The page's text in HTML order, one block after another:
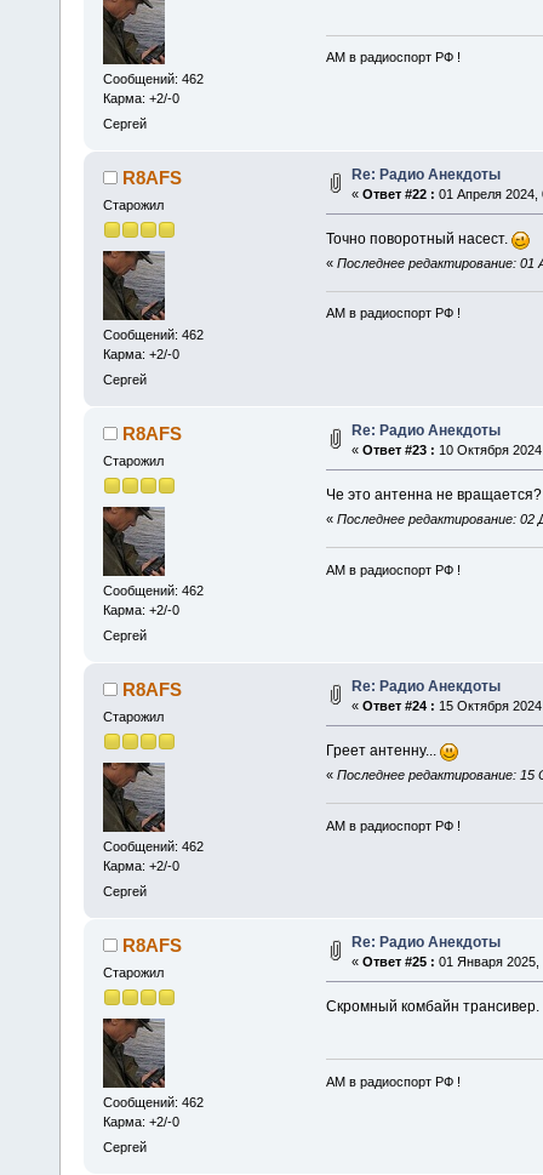
Сообщений: 462
Карма: +2/-0
Сергей
АМ в радиоспорт РФ !
R8AFS
Старожил
Сообщений: 462
Карма: +2/-0
Сергей
Re: Радио Анекдоты
« Ответ #22 : 01 Апреля 2024,
Точно поворотный насест.
« Последнее редактирование: 01
АМ в радиоспорт РФ !
R8AFS
Старожил
Сообщений: 462
Карма: +2/-0
Сергей
Re: Радио Анекдоты
« Ответ #23 : 10 Октября
Че это антенна не
« Последнее редактирование: 02
АМ в радиоспорт РФ !
R8AFS
Старожил
Сообщений: 462
Карма: +2/-0
Сергей
Re: Радио Анекдоты
« Ответ #24 : 15 Октября
Греет антенну...
« Последнее редактирование:
АМ в радиоспорт РФ !
R8AFS
Старожил
Сообщений: 462
Карма: +2/-0
Сергей
Re: Радио Анекдоты
« Ответ #25 : 01 Января 2025,
Скромный комбайн трансивер.
АМ в радиоспорт РФ !